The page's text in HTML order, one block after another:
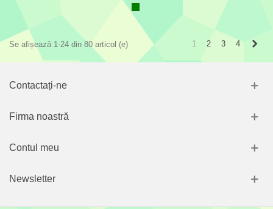
Se afișează 1-24 din 80 articol (e) 1 2 3 4
Contactați-ne
Firma noastră
Contul meu
Newsletter